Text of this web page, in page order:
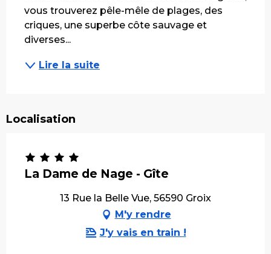
vous trouverez pêle-mêle de plages, des
criques, une superbe côte sauvage et
diverses...
Lire la suite
Localisation
La Dame de Nage - Gîte
13 Rue la Belle Vue, 56590 Groix
M'y rendre
J'y vais en train !